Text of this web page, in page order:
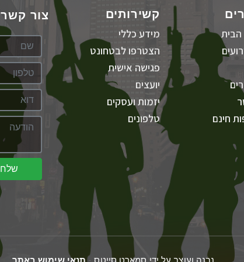
חינם
קשירותים
מידע כללי
הצטרפו לבטחונט
פגישה אישית
יועצים
יזמות ועסקים
טלפונים
צור קשר
שלח